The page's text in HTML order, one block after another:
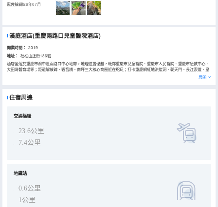
冠大扶梯）
入住於2026年07月
漢庭酒店(重慶兩路口兒童醫院酒店)
開業時間： 2019
地址：
枇杷山正街136號
酒店坐落於重慶市渝中區兩路口中心地帶，地理位置優越，毗鄰重慶市兒童醫院、重慶市人民醫院、重慶市急救中心、
大田灣體育場等；距離解放碑、觀音橋、南坪三大核心商圈近在咫尺；打卡重慶網紅地洪崖洞、朝天門、長江索道、皇
冠大扶梯、鵝嶺二廠、磁器口、三峽博物館、人民大禮堂也非常便捷。酒店擁有多種房型，乾淨舒適。所有房間及過道
全無線覆蓋，且配套有自助早餐廳、書吧、自助洗衣房等設施，是您商務出行、旅遊渡假、休閒娛樂的理想選擇。地鐵
展開
住宿周邊
交通樞紐
23.6公里
7.4公里
地鐵站
0.6公里
1公里